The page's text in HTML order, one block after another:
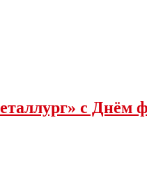
с Днëм